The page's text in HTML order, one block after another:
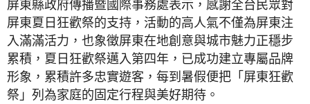
屏東縣政府傳播暨國際事務處表示，感謝全台民眾對
屏東夏日狂歡祭的支持，活動的高人氣不僅為屏東注
入滿滿活力，也象徵屏東在地創意與城市魅力正穩步
累積，夏日狂歡祭邁入第四年，已成功建立專屬品牌
形象，累積許多忠實遊客，每到暑假便把「屏東狂歡
祭」列為家庭的固定行程與美好期待。